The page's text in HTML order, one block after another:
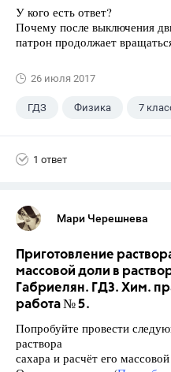
У кого есть ответ?
Почему после выключения
патрон продолжает
26 июля 2017
ГДЗ Физика 7
1 ответ
Мари Черешнева
Приготовление
массовой доли в
Габриелян. ГДЗ. Хим.
работа № 5.
Попробуйте провести
раствора
сахара и расчёт его